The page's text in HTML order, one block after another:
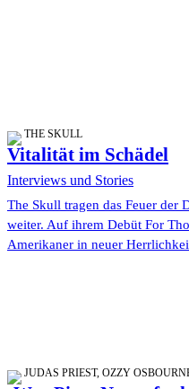
THE SKULL
Vitalität im Schädel
Interviews und Stories
The Skull tragen das Feuer der
weiter. Auf ihrem Debüt For
Amerikaner in neuer
JUDAS PRIEST, OZZY